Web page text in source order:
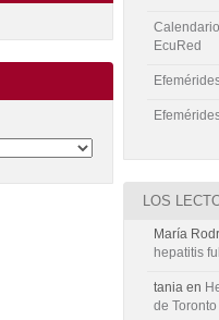
EcuRed
LOS
María
hepatitis
tania en
de Toronto